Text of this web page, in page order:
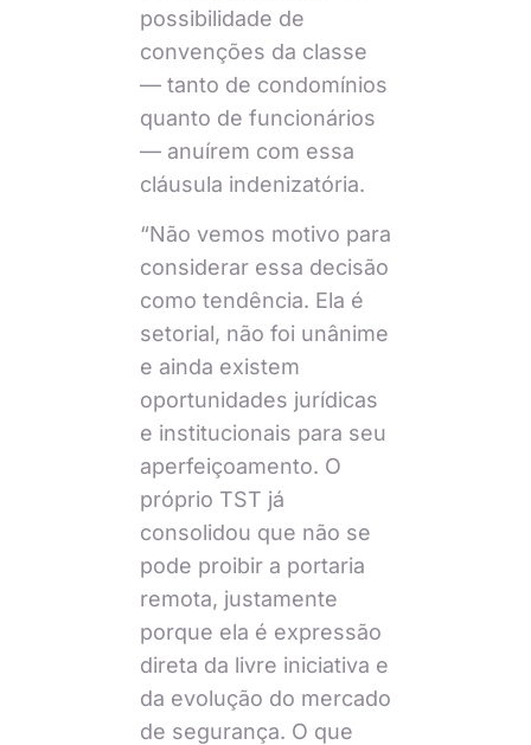
possibilidade de
convenções da classe
— tanto de condomínios
quanto de funcionários
— anuírem com essa
cláusula indenizatória.
“Não vemos motivo para
considerar essa decisão
como tendência. Ela é
setorial, não foi unânime
e ainda existem
oportunidades jurídicas
e institucionais para seu
aperfeiçoamento. O
próprio TST já
consolidou que não se
pode proibir a portaria
remota, justamente
porque ela é expressão
direta da livre iniciativa e
da evolução do mercado
de segurança. O que